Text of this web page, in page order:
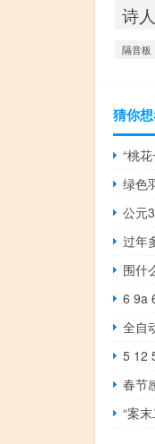
诗人
隔音板
猜你
“桃
绿色
公元
过年
围什
6 9a
全自
5 12
春节
“案